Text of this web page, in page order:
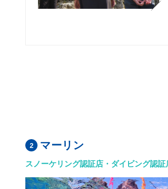
マーリン
スノーケリング認証店・ダイビング認